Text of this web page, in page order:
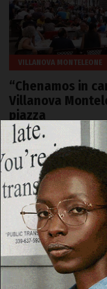
VILLANOVA MONTELEONE
“Chenamos in
Villanova
piazza
9 Agosto 2023, 15:21
VILLANOVA
laboratori del gusto,
grande cena che